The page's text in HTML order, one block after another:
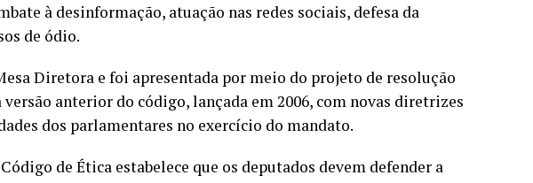
à desinformação, atuação nas redes sociais, defesa da
de ódio.
Diretora e foi apresentada por meio do projeto de resolução
anterior do código, lançada em 2006, com novas diretrizes
dos parlamentares no exercício do mandato.
de Ética estabelece que os deputados devem defender a